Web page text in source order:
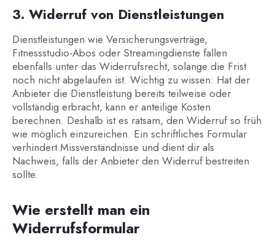
3. Widerruf von Dienstleistungen
Dienstleistungen wie Versicherungsverträge,
Fitnessstudio-Abos oder Streamingdienste fallen
ebenfalls unter das Widerrufsrecht, solange die Frist
noch nicht abgelaufen ist. Wichtig zu wissen: Hat der
Anbieter die Dienstleistung bereits teilweise oder
vollständig erbracht, kann er anteilige Kosten
berechnen. Deshalb ist es ratsam, den Widerruf so früh
wie möglich einzureichen. Ein schriftliches Formular
verhindert Missverständnisse und dient dir als
Nachweis, falls der Anbieter den Widerruf bestreiten
sollte.
Wie erstellt man ein
Widerrufsformular